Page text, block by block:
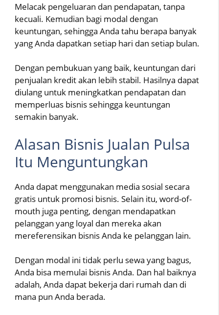
Melacak pengeluaran dan pendapatan, tanpa
kecuali. Kemudian bagi modal dengan
keuntungan, sehingga Anda tahu berapa banyak
yang Anda dapatkan setiap hari dan setiap bulan.
Dengan pembukuan yang baik, keuntungan dari
penjualan kredit akan lebih stabil. Hasilnya dapat
diulang untuk meningkatkan pendapatan dan
memperluas bisnis sehingga keuntungan
semakin banyak.
Alasan Bisnis Jualan Pulsa
Itu Menguntungkan
Anda dapat menggunakan media sosial secara
gratis untuk promosi bisnis. Selain itu, word-of-
mouth juga penting, dengan mendapatkan
pelanggan yang loyal dan mereka akan
mereferensikan bisnis Anda ke pelanggan lain.
Dengan modal ini tidak perlu sewa yang bagus,
Anda bisa memulai bisnis Anda. Dan hal baiknya
adalah, Anda dapat bekerja dari rumah dan di
mana pun Anda berada.